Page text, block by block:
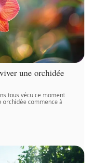
une orchidée
tous vécu ce moment
commence à